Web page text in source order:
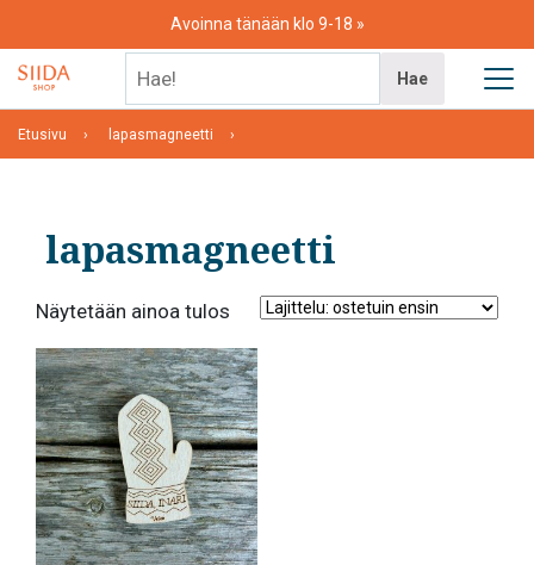
content
Avoinna tänään klo 9-18
Hae
Etusivu lapasmagneetti
lapasmagneetti
Näytetään ainoa tulos